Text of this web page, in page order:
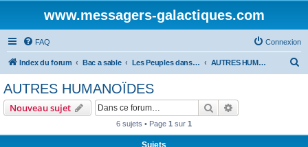
www.messagers-galactiques.com
FAQ Connexion
Index du forum Bac a sable Les Peuples dans l'AG. AUTRES HUMANOÏDES
AUTRES HUMANOÏDES
Nouveau sujet Rechercher
6 sujets • Page 1 sur 1
Sujets